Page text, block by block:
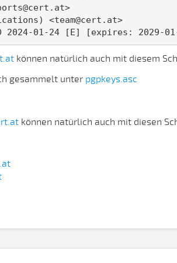
<team@cert.at>
2024-01-24 [E] [expires: 2029-
können natürlich auch mit diesem
gesammelt unter pgpkeys.asc
können natürlich auch mit diesen